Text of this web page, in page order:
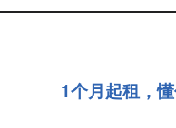
1个月起租，